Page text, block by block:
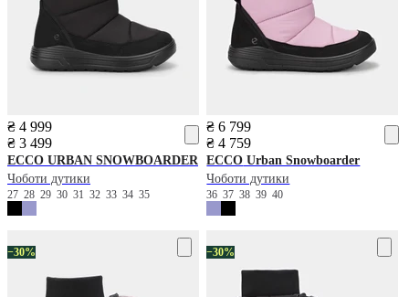
₴ 4 999
₴ 3 499
ECCO URBAN SNOWBOARDER
Чоботи дутики
27 28 29 30 31 32 33 34 35
₴ 6 799
₴ 4 759
ECCO Urban Snowboarder
Чоботи дутики
3637383940
−30% −30%